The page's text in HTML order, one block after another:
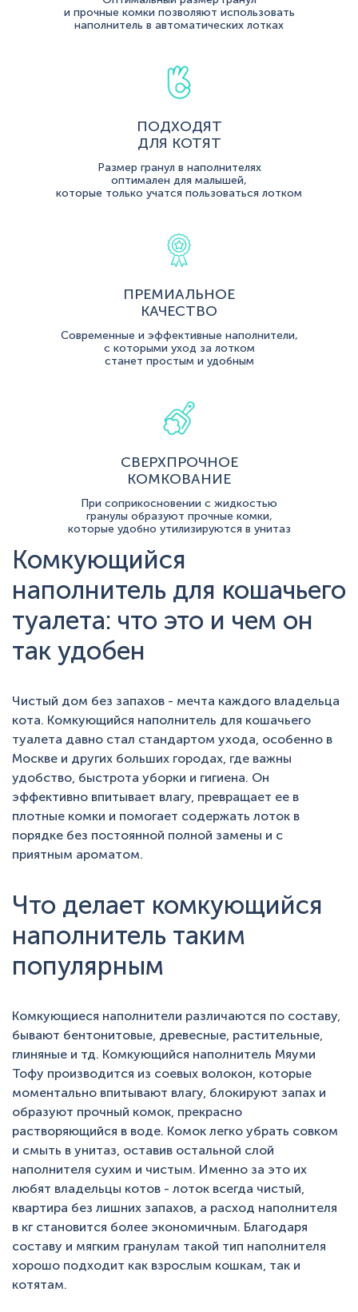
и прочные комки позволяют использовать
наполнитель в автоматических лотках
ПОДХОДЯТ
ДЛЯ КОТЯТ
Размер гранул в наполнителях
оптимален для малышей,
которые только учатся пользоваться лотком
ПРЕМИАЛЬНОЕ
КАЧЕСТВО
Современные и эффективные наполнители,
с которыми уход за лотком
станет простым и удобным
СВЕРХПРОЧНОЕ
КОМКОВАНИЕ
При соприкосновении с жидкостью
гранулы образуют прочные комки,
которые удобно утилизируются в унитаз
Комкующийся
наполнитель для кошачьего
туалета: что это и чем он
так удобен
Чистый дом без запахов - мечта каждого владельца
кота. Комкующийся наполнитель для кошачьего
туалета давно стал стандартом ухода, особенно в
Москве и других больших городах, где важны
удобство, быстрота уборки и гигиена. Он
эффективно впитывает влагу, превращает ее в
плотные комки и помогает содержать лоток в
порядке без постоянной полной замены и с
приятным ароматом.
Что делает комкующийся
наполнитель таким
популярным
Комкующиеся наполнители различаются по составу,
бывают бентонитовые, древесные, растительные,
глиняные и тд. Комкующийся наполнитель Мяуми
Тофу производится из соевых волокон, которые
моментально впитывают влагу, блокируют запах и
образуют прочный комок, прекрасно
растворяющийся в воде. Комок легко убрать совком
и смыть в унитаз, оставив остальной слой
наполнителя сухим и чистым. Именно за это их
любят владельцы котов - лоток всегда чистый,
квартира без лишних запахов, а расход наполнителя
в кг становится более экономичным. Благодаря
составу и мягким гранулам такой тип наполнителя
хорошо подходит как взрослым кошкам, так и
котятам.